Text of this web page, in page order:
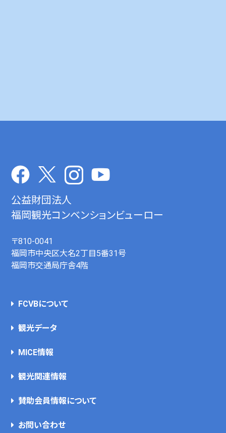
公益財団法人
福岡観光コンベンションビューロー
〒810-0041
福岡市中央区大名2丁目5番31号
福岡市交通局庁舎4階
FCVBについて
観光データ
MICE情報
観光関連情報
賛助会員情報について
お問い合わせ